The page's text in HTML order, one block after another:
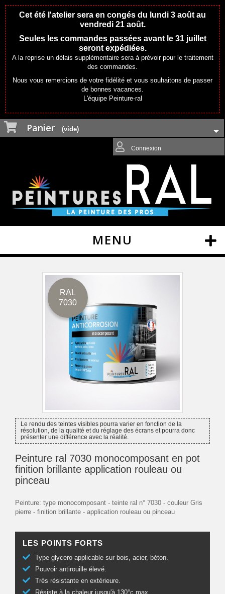
Cet été l'atelier sera en congés du lundi 3 août au
vendredi 21 août.
Seules les commandes passées avant le 31 juillet
seront expédiées.
A la reprise un délais supplémentaire sera à prévoir pour le traitement
des commandes.
Nous vous remercions de votre fidélité et vous souhaitons de passer
de bonnes vacances.
L'équipe Peinture-ral
Panier (vide)
Connexion
MENU
RAL
7030
Le rendu des teintes visibles pourra varier en fonction de la
résolution, de la qualité et du réglage des écrans et pourra donc
présenter une différence avec la réalité.
Peinture ral 7030 monocomposant en pot
finition brillante application rouleau ou
pinceau
Peinture: type monocomposant - teinte ral n° 7030 - couleur Gris
pierre - finition brillante - application rouleau ou pinceau
LES POINTS FORTS
Type glycero applicable sur bois, acier, béton.
Pouvoir antirouille élevé.
Très résistante en extérieure.
Résiste à la chaleur jusqu'à 130°c max.